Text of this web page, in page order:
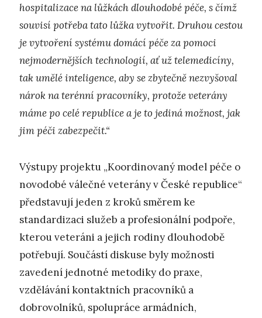
hospitalizace na lůžkách dlouhodobé péče, s čímž
souvisí potřeba tato lůžka vytvořit. Druhou cestou
je vytvoření systému domácí péče za pomoci
nejmodernějších technologií, ať už telemedicíny,
tak umělé inteligence, aby se zbytečně nezvyšoval
nárok na terénní pracovníky, protože veterány
máme po celé republice a je to jediná možnost, jak
jim péči zabezpečit.“
Výstupy projektu „Koordinovaný model péče o
novodobé válečné veterány v České republice“
představují jeden z kroků směrem ke
standardizaci služeb a profesionální podpoře,
kterou veteráni a jejich rodiny dlouhodobě
potřebují. Součástí diskuse byly možnosti
zavedení jednotné metodiky do praxe,
vzdělávání kontaktních pracovníků a
dobrovolníků, spolupráce armádních,